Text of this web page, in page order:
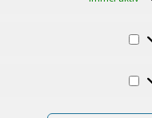
gewerblichen Tätigkeit. Kein
Warenzeichen oder eingetragene
Informationen und
79,- Nettowarenwert. Es gelten
2021 TEUTO LICHT GmbH